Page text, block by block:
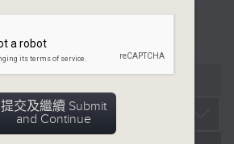
08 2026
提交及繼續 Submit
and Continue